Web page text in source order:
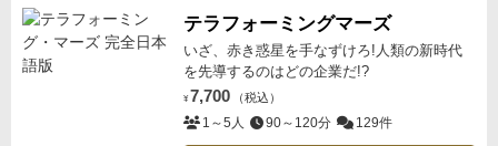
テラフォーミングマーズ
いざ、赤き惑星を手なずけろ!人類の新時代
を先導するのはどの企業だ!?
¥ 7,700 （税込）
1～5人 90～120分 129件